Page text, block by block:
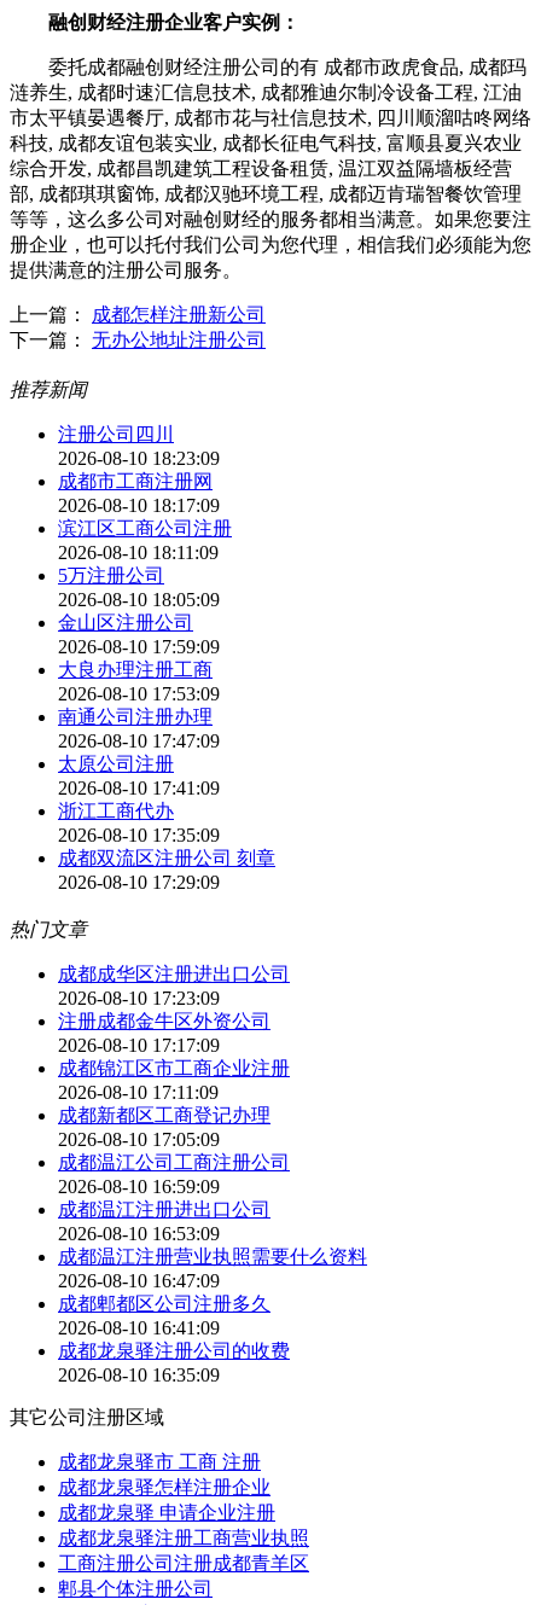
融创财经注册企业客户实例：
委托成都融创财经注册公司的有 成都市政虎食品, 成都玛
涟养生, 成都时速汇信息技术, 成都雅迪尔制冷设备工程, 江油
市太平镇晏遇餐厅, 成都市花与社信息技术, 四川顺溜咕咚网络
科技, 成都友谊包装实业, 成都长征电气科技, 富顺县夏兴农业
综合开发, 成都昌凯建筑工程设备租赁, 温江双益隔墙板经营
部, 成都琪琪窗饰, 成都汉驰环境工程, 成都迈肯瑞智餐饮管理
等等，这么多公司对融创财经的服务都相当满意。如果您要注
册企业，也可以托付我们公司为您代理，相信我们必须能为您
提供满意的注册公司服务。
上一篇：
成都怎样注册新公司
下一篇： 无办公地址注册公司
推荐新闻
注册公司四川
2026-08-10 18:23:09
成都市工商注册网
2026-08-10 18:17:09
滨江区工商公司注册
2026-08-10 18:11:09
5万注册公司
2026-08-10 18:05:09
金山区注册公司
2026-08-10 17:59:09
大良办理注册工商
2026-08-10 17:53:09
南通公司注册办理
2026-08-10 17:47:09
太原公司注册
2026-08-10 17:41:09
浙江工商代办
2026-08-10 17:35:09
成都双流区注册公司 刻章
2026-08-10 17:29:09
热门文章
成都成华区注册进出口公司
2026-08-10 17:23:09
注册成都金牛区外资公司
2026-08-10 17:17:09
成都锦江区市工商企业注册
2026-08-10 17:11:09
成都新都区工商登记办理
2026-08-10 17:05:09
成都温江公司工商注册公司
2026-08-10 16:59:09
成都温江注册进出口公司
2026-08-10 16:53:09
成都温江注册营业执照需要什么资料
2026-08-10 16:47:09
成都郫都区公司注册多久
2026-08-10 16:41:09
成都龙泉驿注册公司的收费
2026-08-10 16:35:09
其它公司注册区域
成都龙泉驿市 工商 注册
成都龙泉驿怎样注册企业
成都龙泉驿 申请企业注册
成都龙泉驿注册工商营业执照
工商注册公司注册成都青羊区
郫县个体注册公司